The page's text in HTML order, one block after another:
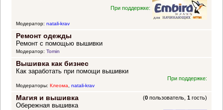
При поддержке:
Модератор: natali-krav
Ремонт одежды
Ремонт с помощью вышивки
Модератор: Tomin
Вышивка как бизнес
Как заработать при помощи вышивки
При поддержке:
Модераторы: Клеома, natali-krav
Магия и вышивка (0 пользователь,1 гость)
Обережная вышивка